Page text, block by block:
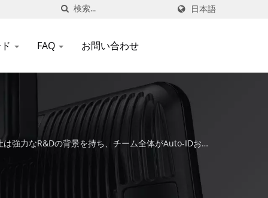
日本語
FAQ お問い合わせ
強力なR&Dの背景を持ち、チーム全体がAuto-IDおよ